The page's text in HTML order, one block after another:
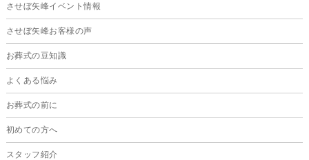
させぼ矢峰イベント情報
させぼ矢峰お客様の声
お葬式の豆知識
よくある悩み
お葬式の前に
初めての方へ
スタッフ紹介